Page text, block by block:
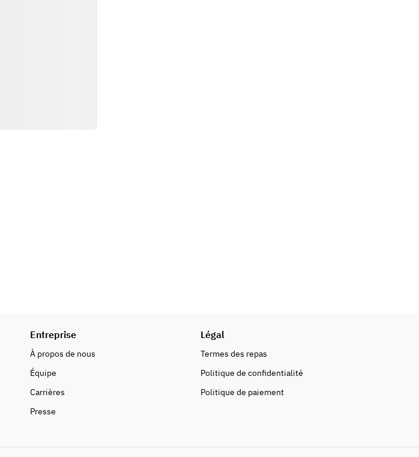
Entreprise
À propos de nous
Équipe
Carrières
Presse
Légal
Termes des repas
Politique de confidentialité
Politique de paiement